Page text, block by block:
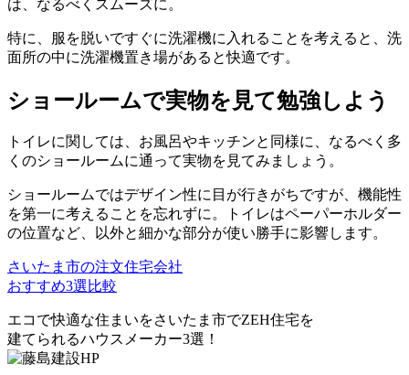
は、なるべくスムーズに。
特に、服を脱いですぐに洗濯機に入れることを考えると、洗
面所の中に洗濯機置き場があると快適です。
ショールームで実物を見て勉強しよう
トイレに関しては、お風呂やキッチンと同様に、なるべく多
くのショールームに通って実物を見てみましょう。
ショールームではデザイン性に目が行きがちですが、機能性
を第一に考えることを忘れずに。トイレはペーパーホルダー
の位置など、以外と細かな部分が使い勝手に影響します。
さいたま市の注文住宅会社
おすすめ3選比較
エコで快適な住まいをさいたま市でZEH住宅を
建てられるハウスメーカー3選！